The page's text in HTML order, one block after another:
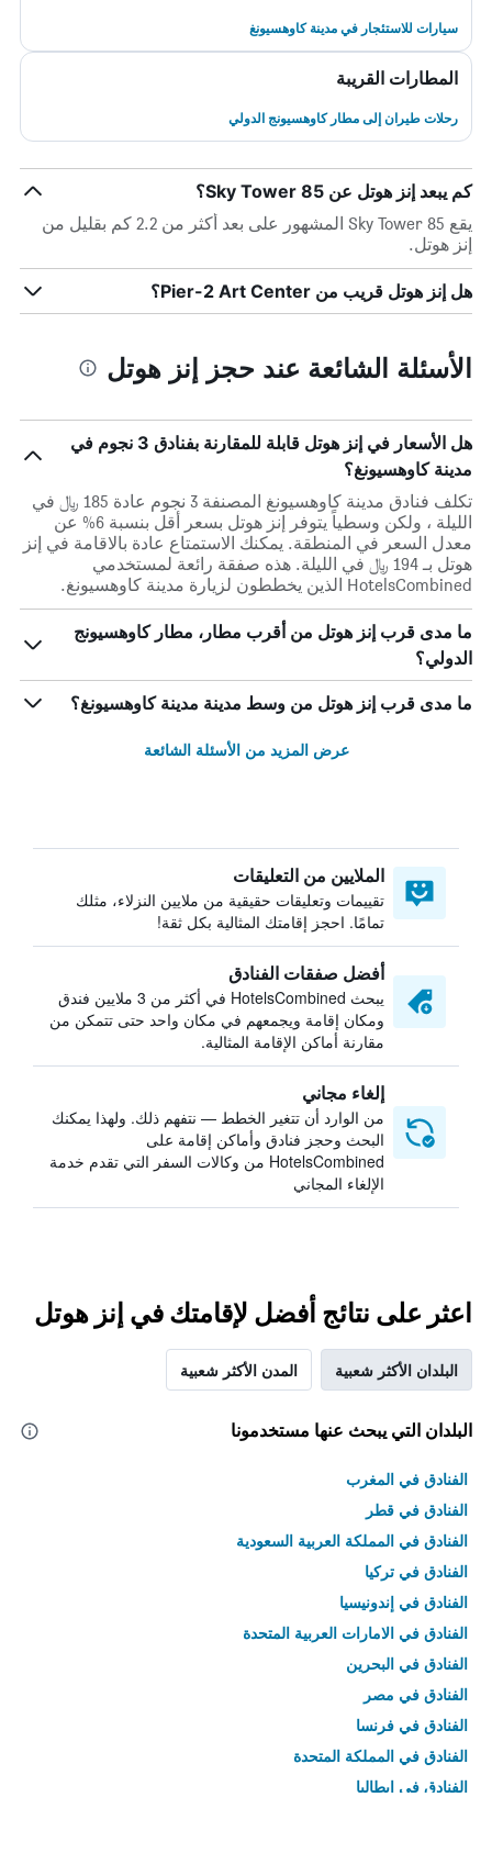
سيارات للاستئجار في مدينة كاوهسيونغ
المطارات القريبة
رحلات طيران إلى مطار كاوهسيونج الدولي
كم يبعد إنز هوتل عن 85 Sky Tower؟
يقع 85 Sky Tower المشهور على بعد أكثر من 2.2 كم بقليل من
إنز هوتل.
هل إنز هوتل قريب من Pier-2 Art Center؟
الأسئلة الشائعة عند حجز إنز هوتل
هل الأسعار في إنز هوتل قابلة للمقارنة بفنادق 3 نجوم في
مدينة كاوهسيونغ؟
تكلف فنادق مدينة كاوهسيونغ المصنفة 3 نجوم عادة 185 ﷼ في
الليلة ، ولكن وسطياً يتوفر إنز هوتل بسعر أقل بنسبة 6% عن
معدل السعر في المنطقة. يمكنك الاستمتاع عادة بالاقامة في إنز
هوتل بـ 194 ﷼ في الليلة. هذه صفقة رائعة لمستخدمي
HotelsCombined الذين يخططون لزيارة مدينة كاوهسيونغ.
ما مدى قرب إنز هوتل من أقرب مطار، مطار كاوهسيونج
الدولي؟
ما مدى قرب إنز هوتل من وسط مدينة مدينة كاوهسيونغ؟
عرض المزيد من الأسئلة الشائعة
الملايين من التعليقات
تقييمات وتعليقات حقيقية من ملايين النزلاء، مثلك
تمامًا. احجز إقامتك المثالية بكل ثقة!
أفضل صفقات الفنادق
يبحث HotelsCombined في أكثر من 3 ملايين فندق
ومكان إقامة ويجمعهم في مكان واحد حتى تتمكن من
مقارنة أماكن الإقامة المثالية.
إلغاء مجاني
من الوارد أن تتغير الخطط — نتفهم ذلك. ولهذا يمكنك
البحث وحجز فنادق وأماكن إقامة على
HotelsCombined من وكالات السفر التي تقدم خدمة
الإلغاء المجاني
اعثر على نتائج أفضل لإقامتك في إنز هوتل
البلدان الأكثر شعبية المدن الأكثر شعبية
البلدان التي يبحث عنها مستخدمونا
الفنادق في المغرب
الفنادق في قطر
الفنادق في المملكة العربية السعودية
الفنادق في تركيا
الفنادق في إندونيسيا
الفنادق في الامارات العربية المتحدة
الفنادق في البحرين
الفنادق في مصر
الفنادق في فرنسا
الفنادق في المملكة المتحدة
الفنادق في إيطاليا